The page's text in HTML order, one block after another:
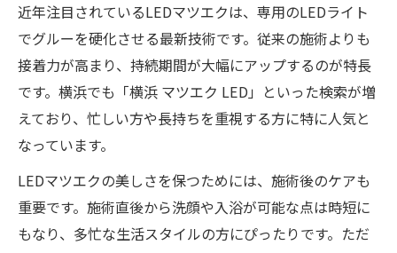
近年注目されているLEDマツエクは、専用のLEDライト
でグルーを硬化させる最新技術です。従来の施術よりも
接着力が高まり、持続期間が大幅にアップするのが特長
です。横浜でも「横浜 マツエク LED」といった検索が増
えており、忙しい方や長持ちを重視する方に特に人気と
なっています。
LEDマツエクの美しさを保つためには、施術後のケアも
重要です。施術直後から洗顔や入浴が可能な点は時短に
もなり、多忙な生活スタイルの方にぴったりです。ただ